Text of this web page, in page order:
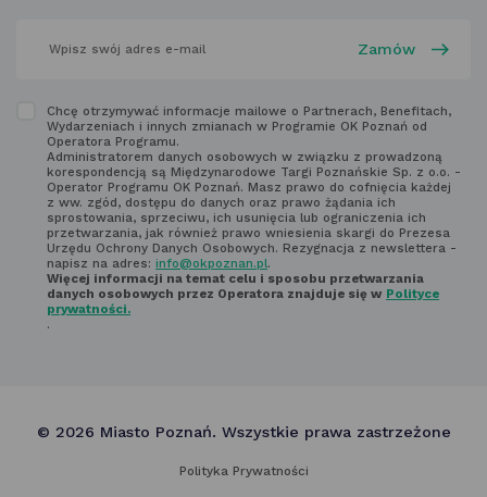
poniżej
Zapoznaj
z regulaminem
newsletter'a
Chcę otrzymywać informacje mailowe o Partnerach, Benefitach,
Wydarzeniach i innych zmianach w Programie OK Poznań od
Operatora Programu.
Administratorem danych osobowych w związku z prowadzoną
korespondencją są Międzynarodowe Targi Poznańskie Sp. z o.o. -
Operator Programu OK Poznań. Masz prawo do cofnięcia każdej
z ww. zgód, dostępu do danych oraz prawo żądania ich
sprostowania, sprzeciwu, ich usunięcia lub ograniczenia ich
przetwarzania, jak również prawo wniesienia skargi do Prezesa
Urzędu Ochrony Danych Osobowych. Rezygnacja z newslettera -
napisz na adres: info@okpoznan.pl.
Więcej informacji na temat celu i sposobu przetwarzania
danych osobowych przez Operatora znajduje się w Polityce
prywatności.
.
© 2026 Miasto Poznań. Wszystkie prawa zastrzeżone
Polityka Prywatności